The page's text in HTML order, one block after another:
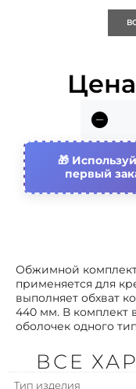
Обжимной
применяется для
выполняет обхват
440 мм. В комплект
оболочек одного
первый
ВСЕ
Тип изделия